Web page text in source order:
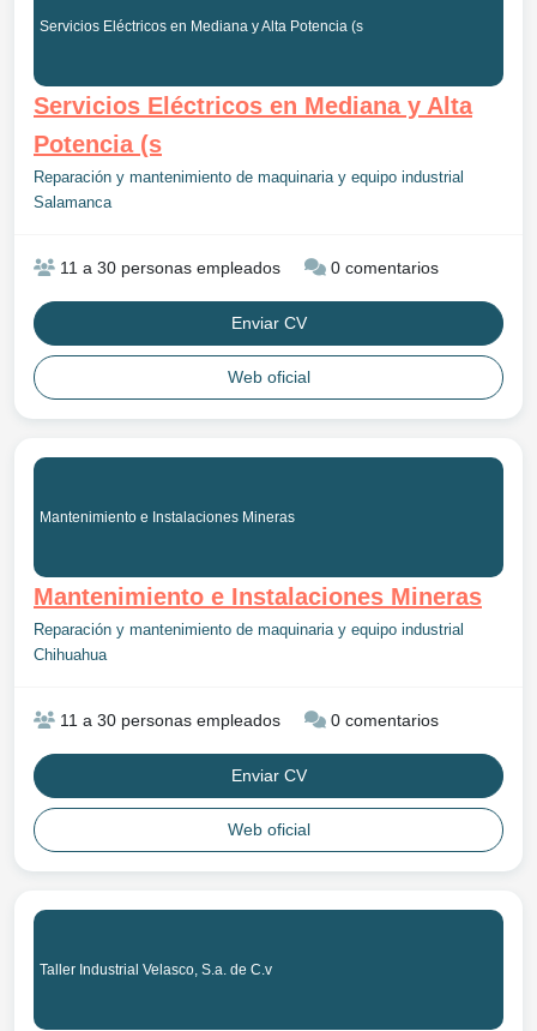
Servicios Eléctricos en Mediana y Alta Potencia (s
Servicios Eléctricos en Mediana y Alta
Potencia (s
Reparación y mantenimiento de maquinaria y equipo industrial
Salamanca
11 a 30 personas empleados 0 comentarios
Enviar CV
Web oficial
Mantenimiento e Instalaciones Mineras
Mantenimiento e Instalaciones Mineras
Reparación y mantenimiento de maquinaria y equipo industrial
Chihuahua
11 a 30 personas empleados 0 comentarios
Enviar CV
Web oficial
Taller Industrial Velasco, S.a. de C.v